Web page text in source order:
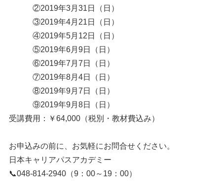
②2019年3月31日（日）
③2019年4月21日（日）
④2019年5月12日（日）
⑤2019年6月9日（日）
⑥2019年7月7日（日）
⑦2019年8月4日（日）
⑧2019年9月7日（日）
⑨2019年9月8日（日）
受講費用：￥64,000（税別・教材費込み）
お申込みの前に、お気軽にお問合せください。
日本キャリアパスアカデミー
📞048-814-2940（9：00～19：00）